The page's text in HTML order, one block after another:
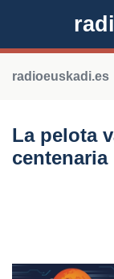
radioeuskadi.es
La pelota
centenaria